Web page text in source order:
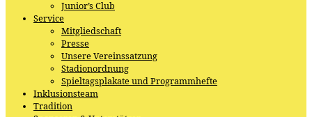
Junior’s Club
Service
Mitgliedschaft
Presse
Unsere Vereinssatzung
Stadionordnung
Spieltagsplakate und Programmhefte
Inklusionsteam
Tradition